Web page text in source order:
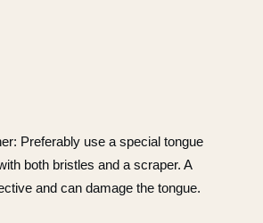
Preferably use a special tongue
both bristles and a scraper. A
and can damage the tongue.